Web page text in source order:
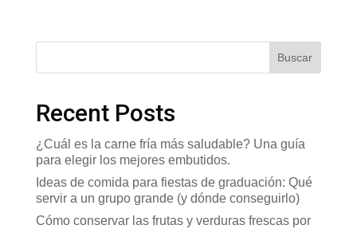
Buscar
Recent Posts
¿Cuál es la carne fría más saludable? Una guía
para elegir los mejores embutidos.
Ideas de comida para fiestas de graduación: Qué
servir a un grupo grande (y dónde conseguirlo)
Cómo conservar las frutas y verduras frescas por